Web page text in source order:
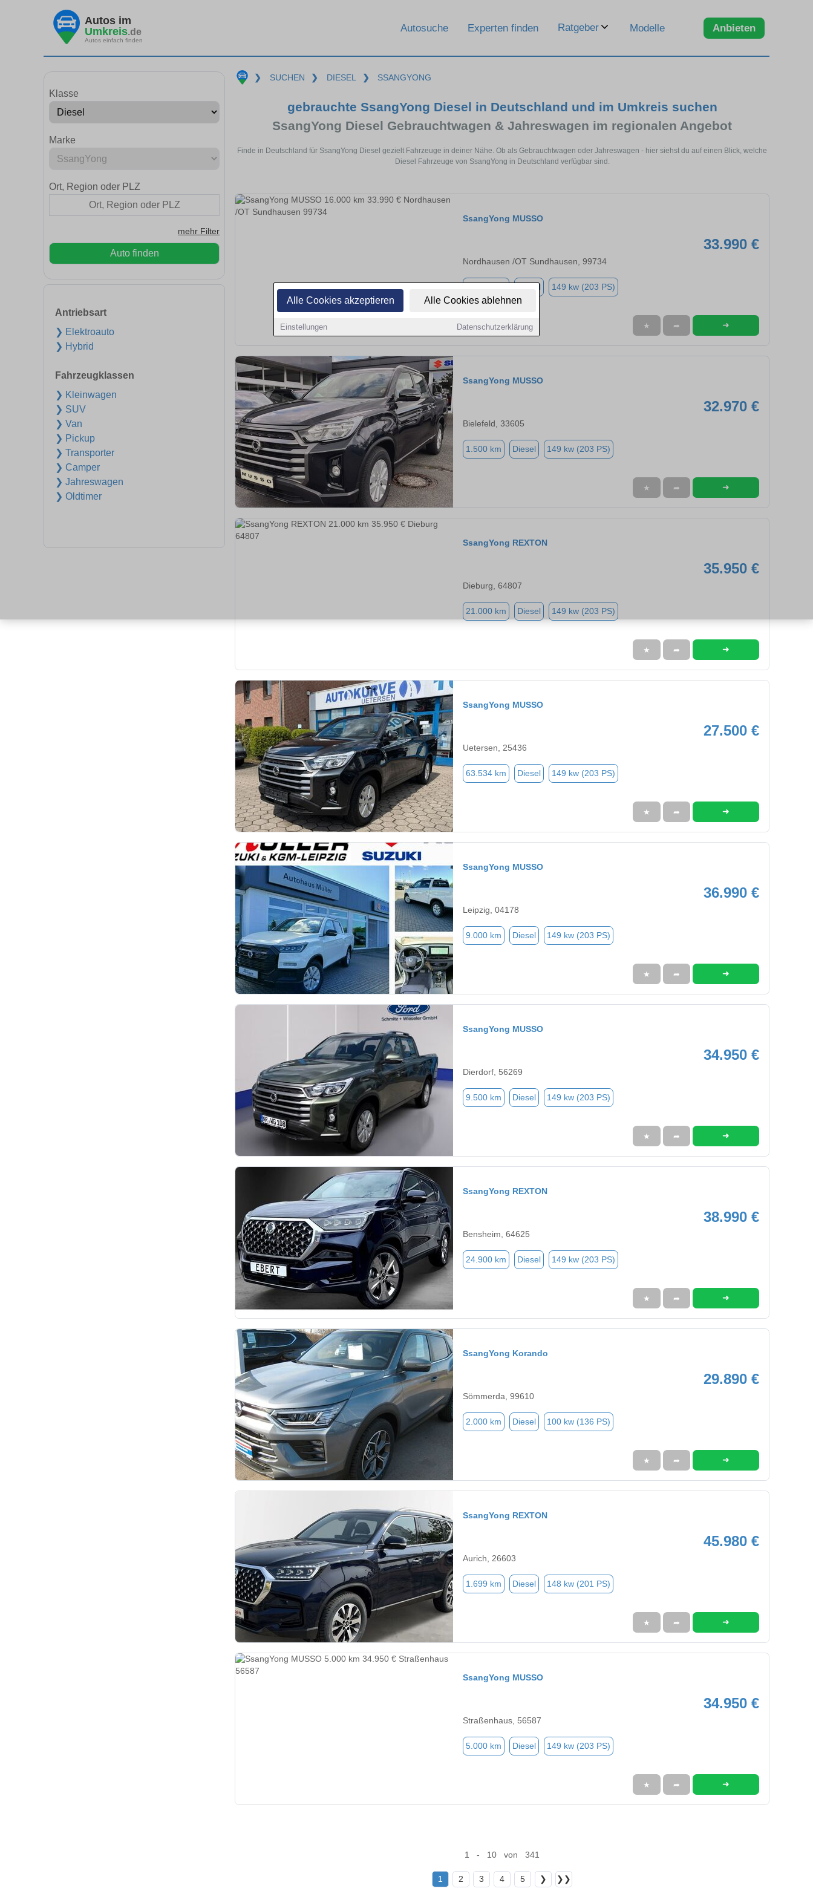
Alle Cookies akzeptieren Alle Cookies ablehnen
Einstellungen Datenschutzerklärung
Autos im
Umkreis.de
Autos einfach finden
Autosuche Experten finden Ratgeber Modelle Anbieten
Klasse
Marke
Ort, Region oder PLZ
mehr Filter
Auto finden
Antriebsart
❯ Elektroauto
❯ Hybrid
Fahrzeugklassen
❯ Kleinwagen
❯ SUV
❯ Van
❯ Pickup
❯ Transporter
❯ Camper
❯ Jahreswagen
❯ Oldtimer
❯ SUCHEN ❯ DIESEL ❯ SSANGYONG
gebrauchte SsangYong Diesel in Deutschland und im Umkreis suchen
SsangYong Diesel Gebrauchtwagen & Jahreswagen im regionalen Angebot
Finde in Deutschland für SsangYong Diesel gezielt Fahrzeuge in deiner Nähe. Ob als Gebrauchtwagen oder Jahreswagen - hier siehst du auf einen Blick, welche
Diesel Fahrzeuge von SsangYong in Deutschland verfügbar sind.
SsangYong MUSSO
33.990 €
Nordhausen /OT Sundhausen, 99734
Diesel 149 kw (203 PS)
★ ➦ ➜
SsangYong MUSSO
32.970 €
Bielefeld, 33605
1.500 km Diesel 149 kw (203 PS)
★ ➦ ➜
SsangYong REXTON
35.950 €
Dieburg, 64807
21.000 km Diesel 149 kw (203 PS)
★ ➦ ➜
SsangYong MUSSO
27.500 €
Uetersen, 25436
63.534 km Diesel 149 kw (203 PS)
★ ➦ ➜
SsangYong MUSSO
36.990 €
Leipzig, 04178
9.000 km Diesel 149 kw (203 PS)
★ ➦ ➜
SsangYong MUSSO
34.950 €
Dierdorf, 56269
9.500 km Diesel 149 kw (203 PS)
★ ➦ ➜
SsangYong REXTON
38.990 €
Bensheim, 64625
24.900 km Diesel 149 kw (203 PS)
★ ➦ ➜
SsangYong Korando
29.890 €
Sömmerda, 99610
2.000 km Diesel 100 kw (136 PS)
★ ➦ ➜
SsangYong REXTON
45.980 €
Aurich, 26603
1.699 km Diesel 148 kw (201 PS)
★ ➦ ➜
SsangYong MUSSO
34.950 €
Straßenhaus, 56587
5.000 km Diesel 149 kw (203 PS)
★ ➦ ➜
1 - 10 von 341
1 2 3 4 5 ❯ ❯❯